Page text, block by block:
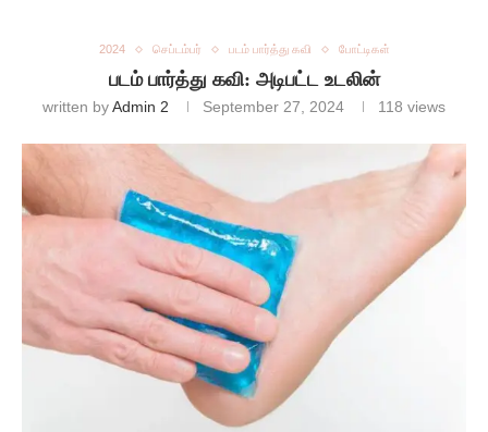
2024 செப்டம்பர் படம் பார்த்து கவி போட்டிகள்
படம் பார்த்து கவி: அடிபட்ட உடலின்
written byAdmin 2 September 27, 2024 118 views